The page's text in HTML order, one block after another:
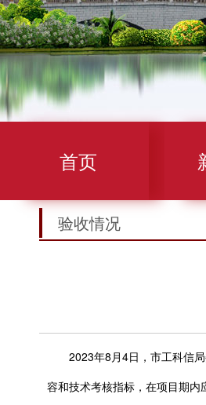
首页
验收情况
2023年8月4日，市工科信
容和技术考核指标，在项目期